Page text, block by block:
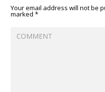
Your email address will not be
marked*